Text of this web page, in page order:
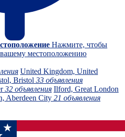
Нажмите, чтобы
местоположению
United Kingdom, United
Bristol 33 объявления
32 объявления Ilford, Great London
Aberdeen City 21 объявления